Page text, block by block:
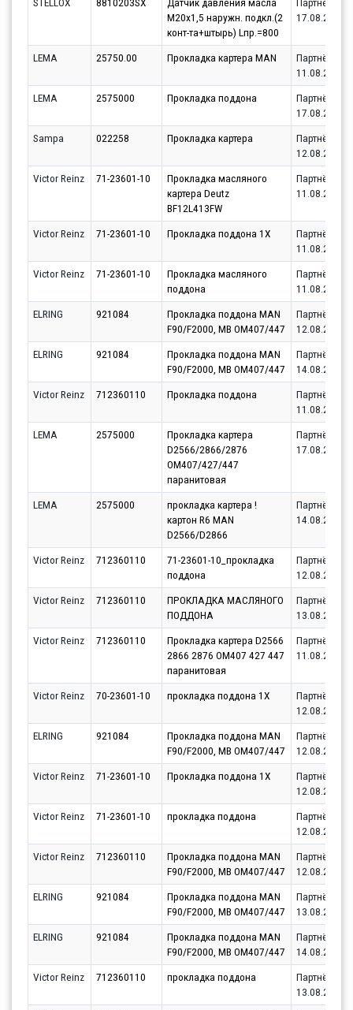
М20х1,5 наружн. подкл.(2
конт-та+штырь) Lпр.=800
17.08.2026
LEMA 25750.00 Прокладка картера MAN
Партнёр
11.08.2026
LEMA
2575000 Прокладка поддона
Партнёр
17.08.2026
Sampa
022258 Прокладка картера
Партнёр
12.08.2026
Victor Reinz
71-23601-10
Прокладка масляного
картера Deutz
BF12L413FW
Партнёр
11.08.2026
Victor Reinz 71-23601-10 Прокладка поддона 1Х
Партнёр
11.08.2026
Victor Reinz
71-23601-10
Прокладка масляного
поддона
Партнёр
11.08.2026
ELRING
921084
Прокладка поддона MAN
F90/F2000, MB OM407/447
Партнёр
12.08.2026
ELRING
921084
Прокладка поддона MAN
F90/F2000, MB OM407/447
Партнёр
14.08.2026
Victor Reinz
712360110 Прокладка поддона
Партнёр
11.08.2026
LEMA
2575000
Прокладка картера
D2566/2866/2876
OM407/427/447
паранитовая
Партнёр
17.08.2026
LEMA 2575000
прокладка картера !
картон R6 MAN
D2566/D2866
Партнёр
14.08.2026
Victor Reinz 712360110
71-23601-10_прокладка
поддона
Партнёр
12.08.2026
Victor Reinz
712360110
ПРОКЛАДКА МАСЛЯНОГО
ПОДДОНА
Партнёр
13.08.2026
Victor Reinz
712360110
Прокладка картера D2566
2866 2876 OM407 427 447
паранитовая
Партнёр
11.08.2026
Victor Reinz 70-23601-10 прокладка поддона 1Х
Партнёр
12.08.2026
ELRING
921084
Прокладка поддона MAN
F90/F2000, MB OM407/447
Партнёр
12.08.2026
Victor Reinz
71-23601-10 Прокладка поддона 1Х
Партнёр
12.08.2026
Victor Reinz
71-23601-10 прокладка поддона
Партнёр
12.08.2026
Victor Reinz
712360110
Прокладка поддона MAN
F90/F2000, MB OM407/447
Партнёр
12.08.2026
ELRING
921084
Прокладка поддона MAN
F90/F2000, MB OM407/447
Партнёр
13.08.2026
ELRING
921084
Прокладка поддона MAN
F90/F2000, MB OM407/447
Партнёр
14.08.2026
Victor Reinz
712360110 прокладка поддона
Партнёр
13.08.2026